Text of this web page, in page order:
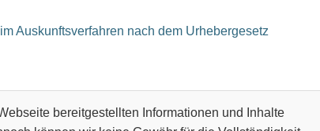
Auskunftsverfahren nach dem Urhebergesetz
bereitgestellten Informationen und Inhalte